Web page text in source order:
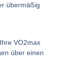
übermäßig
VO2max
über einen